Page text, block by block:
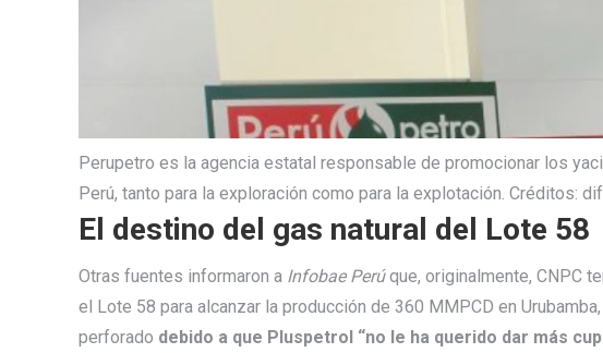
Perupetro es la agencia estatal responsable de promocionar los
Perú, tanto para la exploración como para la explotación. Créditos:
El destino del gas natural del Lote 58
Otras fuentes informaron a Infobae Perúque, originalmente, CNPC
el Lote 58 para alcanzar la producción de 360 MMPCD en
perforado debido a que Pluspetrol “no le ha querido dar más